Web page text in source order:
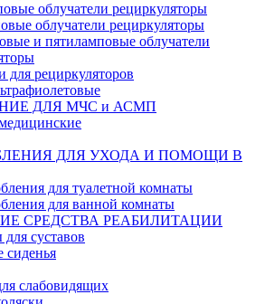
облучатели рециркуляторы
облучатели рециркуляторы
и пятиламповые облучатели
для рециркуляторов
ДЛЯ МЧС и АСМП
ДЛЯ УХОДА И ПОМОЩИ В
для туалетной комнаты
для ванной комнаты
СРЕДСТВА РЕАБИЛИТАЦИИ
суставов
слабовидящих